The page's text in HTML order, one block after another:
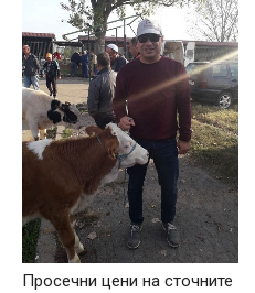
Просечни цени на сточните